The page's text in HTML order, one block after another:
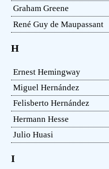
Graham Greene
René Guy de Maupassant
H
Ernest Hemingway
Miguel Hernández
Felisberto Hernández
Hermann Hesse
Julio Huasi
I